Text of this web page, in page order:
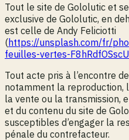
Tout le site de Gololutic et
exclusive de Gololutic, en
est celle de Andy Feliciotti
(https://unsplash.com/fr/
feuilles-vertes-F8hRdfOSscU
Tout acte pris à l’encontre
notamment la reproduction,
la vente ou la transmission,
et du contenu du site de
susceptibles d’engager la
pénale du contrefacteur.